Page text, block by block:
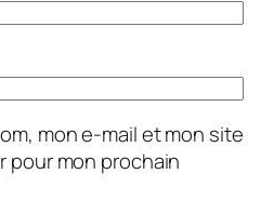
mon e-mail et mon site
pour mon prochain